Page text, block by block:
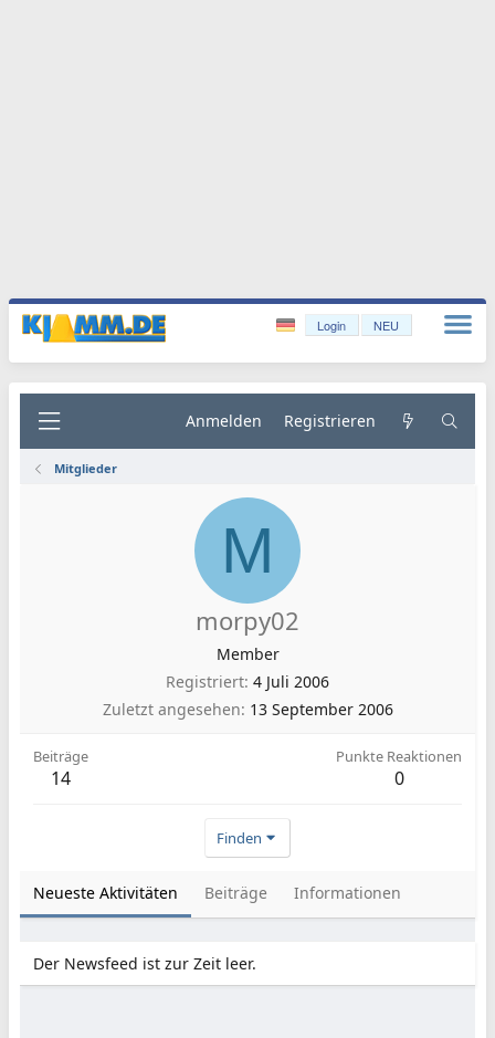
Login NEU
Anmelden Registrieren
Mitglieder
M
morpy02
Member
Registriert 4 Juli 2006
Zuletzt angesehen 13 September 2006
Beiträge
14
Punkte Reaktionen
0
Finden
Neueste Aktivitäten Beiträge Informationen
Der Newsfeed ist zur Zeit leer.